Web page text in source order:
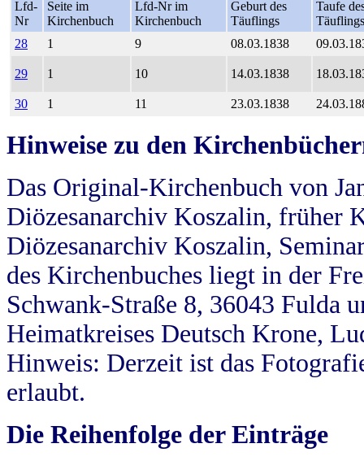
Lfd-
Nr
Seite im
Kirchenbuch
Lfd-Nr im
Kirchenbuch
Geburt des
Täuflings
Taufe
Täuflings
28
1 9 08.03.1838
29 1 10 14.03.1838
30 1 11 23.03.1838
Hinweise zu den
Das Original-Kirchenbuch von
Diözesanarchiv Koszalin, früher
Diözesanarchiv Koszalin,
des Kirchenbuches liegt in der
Schwank-Straße 8, 36043 Fulda
Heimatkreises Deutsch Krone,
Hinweis: Derzeit ist das
erlaubt.
Die Reihenfolge der Einträge